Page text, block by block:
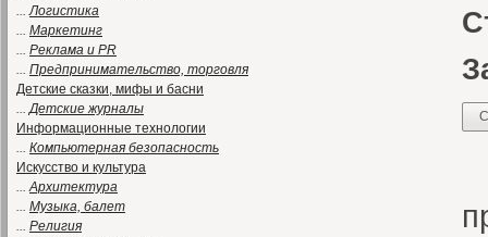
...Логистика
... Маркетинг
... Реклама и PR
... Предпринимательство, торговля
Детские сказки, мифы и басни
...Детские журналы
Информационные технологии
... Компьютерная безопасность
Искусство и культура
...Архитектура
... Музыка, балет
... Религия